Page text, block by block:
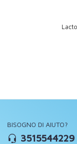
BISOGNO DI AIUTO?
3515544229